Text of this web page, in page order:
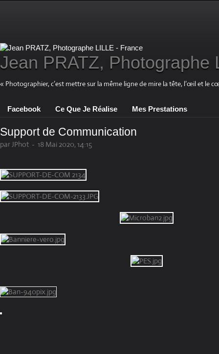
Jean PRATZ, Photographe
« Photographier, c’est mettre sur la même ligne de mire la tête, l’œil et le
Facebook Ce Que Je Réalise Mes Prestations
Support de Communication
par JPhot - 18 Mai 2020, 14:15